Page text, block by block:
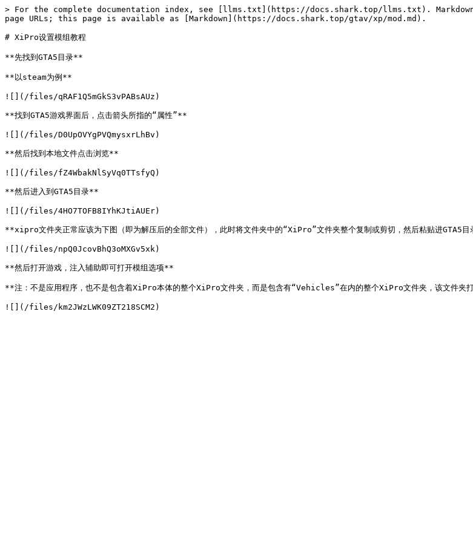
> For the complete documentation index, see [llms.txt](https://docs.shark.top/llms.txt).
page URLs; this page is available as [Markdown](https://docs.shark.top/gtav/xp/mod.md).
# XiPro设置模组教程
**先找到GTA5目录**
**以steam为例**
![](/files/qRAF1Q5mGkS3vPABsAUz)
**找到GTA5游戏界面后，点击箭头所指的“属性”**
![](/files/D0UpOVYgPVQmysxrLhBv)
**然后找到本地文件点击浏览**
![](/files/fZ4WbakNlSyVq0TTsfyQ)
**然后进入到GTA5目录**
![](/files/4HO7TOFB8IYhKJtiAUEr)
**xipro文件夹正常应该为下图（即为解压后的全部文件），此时将文件夹中的“XiPro”文件夹整个复制或剪切，然后粘贴进GTA5
![](/files/npQ0JcovBhQ3oMXGv5xk)
**然后打开游戏，注入辅助即可打开模组选项**
**注：不是应用程序，也不是包含着XiPro本体的整个XiPro文件夹，而是包含有“Vehicles”在内的整个XiPro文件夹，该文件夹